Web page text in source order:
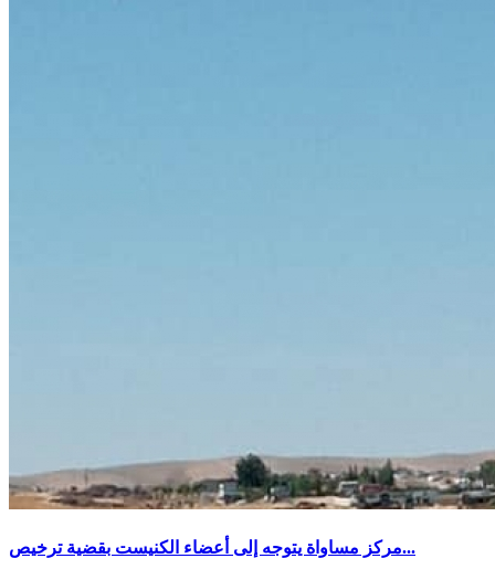
مركز مساواة يتوجه إلى أعضاء الكنيست بقضية ترخيص...